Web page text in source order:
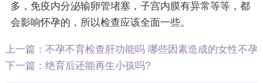
多，免疫内分泌输卵管堵塞，子宫内膜有异常等等，都
会影响怀孕的，所以检查应该全面一些。
上一篇： 不孕不育检查肝功能吗 哪些因素造成的女性不孕
下一篇： ​绝育后还能再生小孩吗?